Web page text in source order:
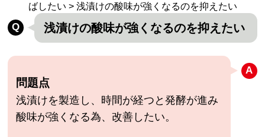
ばしたい > 浅漬けの酸味が強くなるのを抑えたい
浅漬けの酸味が強くなるのを抑えたい
問題点
浅漬けを製造し、時間が経つと発酵が進み
酸味が強くなる為、改善したい。